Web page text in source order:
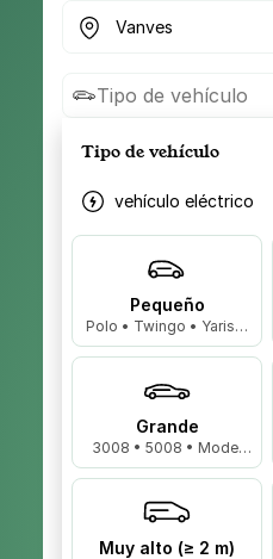
¿Dónde buscas parking?
Tipo de vehículo
Tipo de vehículo
vehículo eléctrico
Pequeño
Polo • Twingo • Yaris…
Grande
3008 • 5008 • Model
3…
Muy alto (≥ 2 m)